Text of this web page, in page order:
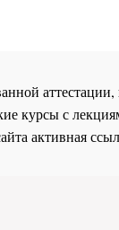
курсы с
активная